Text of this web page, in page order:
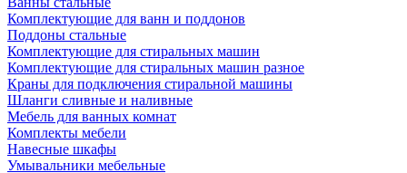
Комплектующие для ванн и поддонов
Поддоны стальные
Комплектующие для стиральных машин
Комплектующие для стиральных машин разное
Краны для подключения стиральной машины
Шланги сливные и наливные
Мебель для ванных комнат
Комплекты мебели
Навесные шкафы
Умывальники мебельные